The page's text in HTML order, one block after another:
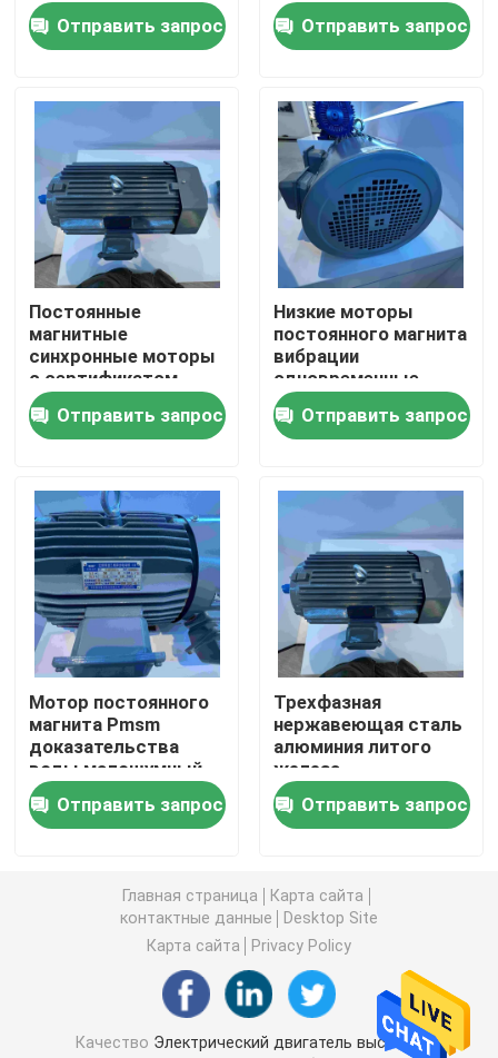
Видео
О нас
Путешествие фабрики
Проверка качества
Свяжитесь мы
Спросите цитату
Электрические двигатели одиночной фазы
Трехфазные электрические двигатели
Средний мотор индукции напряжения тока
Высоковольтные моторы индукции
Взрывозащищенные электрические двигатели
Электрические двигатели DC
Электрический двигатель переменной скорости
защищенные от
пылиОтправить запрос
для инжекционных
машинОтправить запрос
Постоянные
магнитные
синхронные моторы
с сертификатом
ROHS для судов
Отправить запрос
Низкие моторы
постоянного магнита
вибрации
одновременные
высоко
эффективные
Отправить запрос
Мотор постоянного
магнита Pmsm
доказательства
воды малошумный
одновременный
Отправить запрос
Трехфазная
нержавеющая сталь
алюминия литого
железа
одновременных
моторов
постоянного магнита
Отправить запрос
Главная страница
Карта сайта
контактные данные
Desktop Site
Карта сайта
Privacy Policy
Качество Электрический двигатель высокой